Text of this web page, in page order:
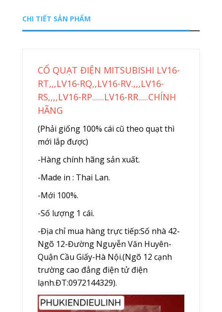
CHI TIẾT SẢN PHẨM
CỔ QUẠT ĐIỆN MITSUBISHI LV16-
RT,,,LV16-RQ,,LV16-RV.,,,LV16-
RS,,,,LV16-RP......LV16-RR.....CHÍNH
HÃNG
(Phải giống 100% cái cũ theo quạt thì
mới lắp được)
-Hàng chính hãng sản xuất.
-Made in : Thai Lan.
-Mới 100%.
-Số lượng 1 cái.
-Địa chỉ mua hàng trực tiếp:Số nhà 42-
Ngõ 12-Đường Nguyễn Văn Huyên-
Quận Cầu Giấy-Hà Nội.(Ngõ 12 cạnh
trường cao đẳng điện tử điện
lạnh.ĐT:0972144329).